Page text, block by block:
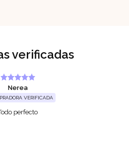
verificadas
Nerea
VERIFICADA
perfecto